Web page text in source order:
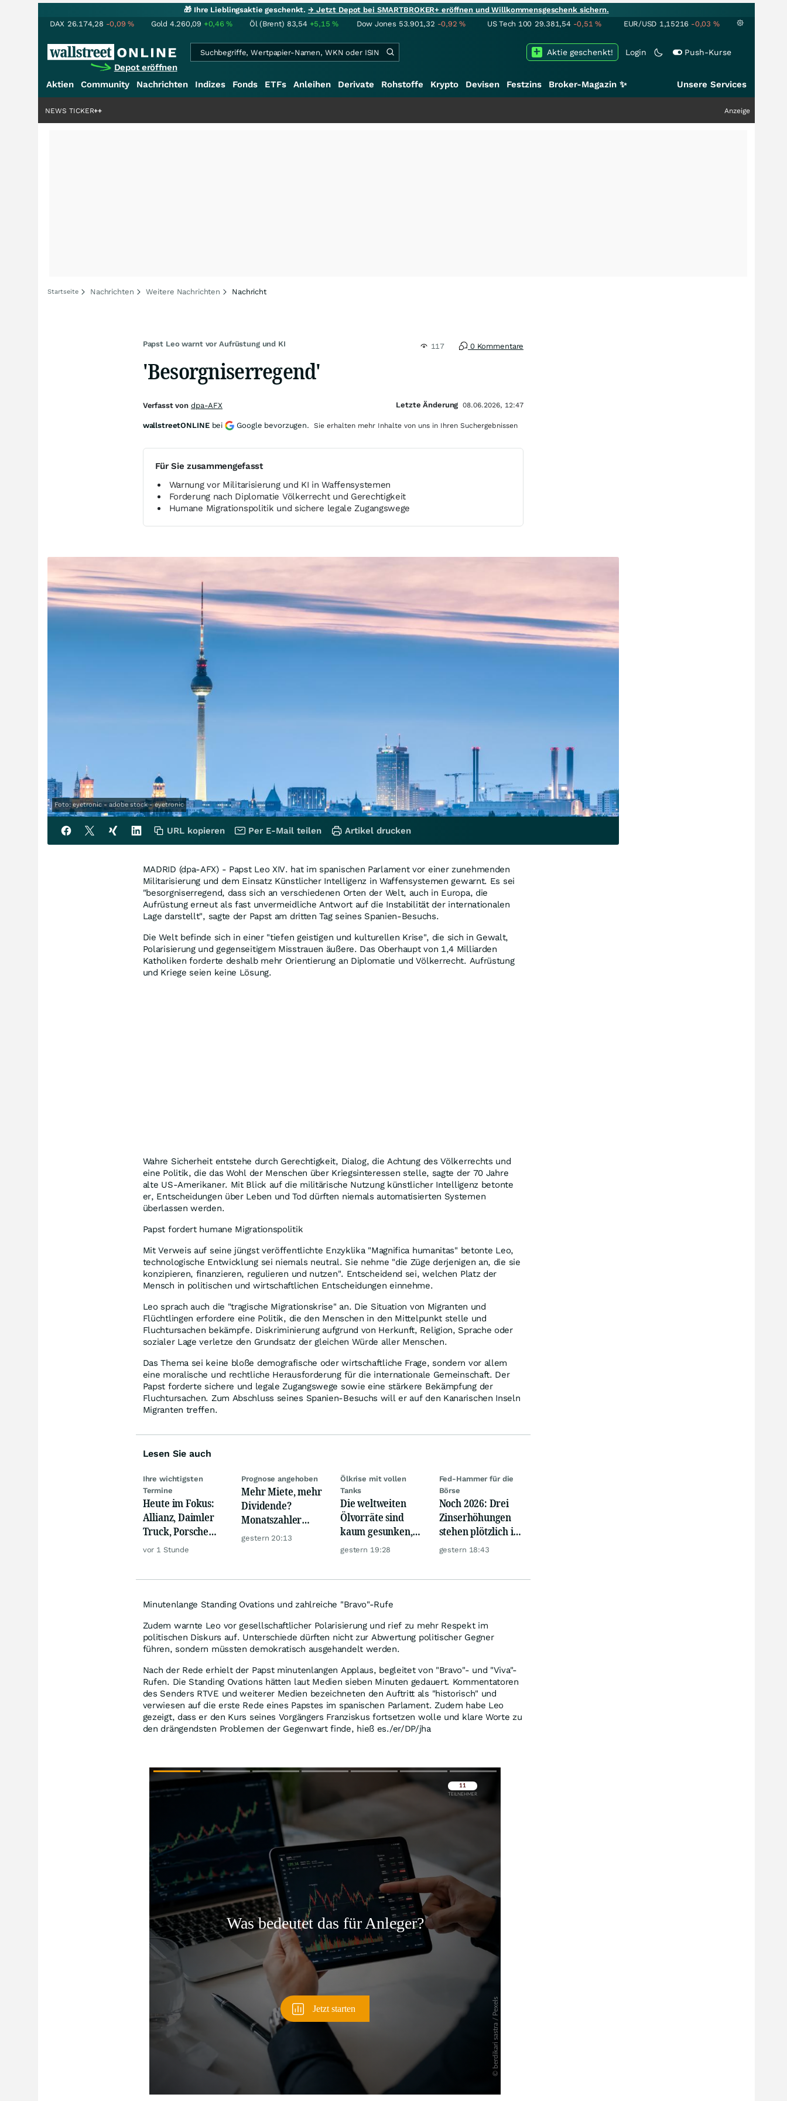
🎁 Ihre Lieblingsaktie geschenkt.→ Jetzt Depot bei SMARTBROKER+ eröffnen und Willkommensgeschenk sichern.
DAX 26.174,28 -0,09% Gold 4.260,09 +0,46% Öl (Brent) 83,54 +5,15% Dow Jones 53.901,32 -0,92% US Tech 100 29.381,54 -0,51% EUR/USD 1,15216 -0,03 %
Depot eröffnen
Login Push-Kurse
Aktie geschenkt!
Aktien Community Nachrichten Indizes Fonds ETFs Anleihen Derivate Rohstoffe Krypto Devisen Festzins Broker-Magazin ✨ Unsere Services
Anzeige
NEWS TICKER
Startseite Nachrichten Weitere Nachrichten Nachricht
Papst Leo warnt vor Aufrüstung und KI 117 0 Kommentare
'Besorgniserregend'
Für Sie zusammengefasst
Warnung vor Militarisierung und KI in Waffensystemen
Forderung nach Diplomatie Völkerrecht und Gerechtigkeit
Humane Migrationspolitik und sichere legale Zugangswege
Foto: eyetronic - adobe stock - eyetronic
MADRID (dpa-AFX) - Papst Leo XIV. hat im spanischen Parlament vor einer zunehmenden
Militarisierung und dem Einsatz Künstlicher Intelligenz in Waffensystemen gewarnt. Es sei
"besorgniserregend, dass sich an verschiedenen Orten der Welt, auch in Europa, die
Aufrüstung erneut als fast unvermeidliche Antwort auf die Instabilität der internationalen
Lage darstellt", sagte der Papst am dritten Tag seines Spanien-Besuchs.
Die Welt befinde sich in einer "tiefen geistigen und kulturellen Krise", die sich in Gewalt,
Polarisierung und gegenseitigem Misstrauen äußere. Das Oberhaupt von 1,4 Milliarden
Katholiken forderte deshalb mehr Orientierung an Diplomatie und Völkerrecht. Aufrüstung
und Kriege seien keine Lösung.
Wahre Sicherheit entstehe durch Gerechtigkeit, Dialog, die Achtung des Völkerrechts und
eine Politik, die das Wohl der Menschen über Kriegsinteressen stelle, sagte der 70 Jahre
alte US-Amerikaner. Mit Blick auf die militärische Nutzung künstlicher Intelligenz betonte
er, Entscheidungen über Leben und Tod dürften niemals automatisierten Systemen
überlassen werden.
Papst fordert humane Migrationspolitik
Mit Verweis auf seine jüngst veröffentlichte Enzyklika "Magnifica humanitas" betonte Leo,
technologische Entwicklung sei niemals neutral. Sie nehme "die Züge derjenigen an, die sie
konzipieren, finanzieren, regulieren und nutzen". Entscheidend sei, welchen Platz der
Mensch in politischen und wirtschaftlichen Entscheidungen einnehme.
Leo sprach auch die "tragische Migrationskrise" an. Die Situation von Migranten und
Flüchtlingen erfordere eine Politik, die den Menschen in den Mittelpunkt stelle und
Fluchtursachen bekämpfe. Diskriminierung aufgrund von Herkunft, Religion, Sprache oder
sozialer Lage verletze den Grundsatz der gleichen Würde aller Menschen.
Das Thema sei keine bloße demografische oder wirtschaftliche Frage, sondern vor allem
eine moralische und rechtliche Herausforderung für die internationale Gemeinschaft. Der
Papst forderte sichere und legale Zugangswege sowie eine stärkere Bekämpfung der
Fluchtursachen. Zum Abschluss seines Spanien-Besuchs will er auf den Kanarischen Inseln
Migranten treffen.
Lesen Sie auch
Ihre wichtigsten
Termine
Heute im Fokus:
Allianz, Daimler
Truck, Porsche
Automobil Holding
vor 1 Stunde
Prognose angehoben
Mehr Miete, mehr
Dividende?
Monatszahler
Realty Income
gestern 20:13
Ölkrise mit vollen
Tanks
Die weltweiten
Ölvorräte sind
kaum gesunken,
trotz Krise
gestern 19:28
Fed-Hammer für die
Börse
Noch 2026: Drei
Zinserhöhungen
stehen plötzlich im
Raum
gestern 18:43
Minutenlange Standing Ovations und zahlreiche "Bravo"-Rufe
Zudem warnte Leo vor gesellschaftlicher Polarisierung und rief zu mehr Respekt im
politischen Diskurs auf. Unterschiede dürften nicht zur Abwertung politischer Gegner
führen, sondern müssten demokratisch ausgehandelt werden.
Nach der Rede erhielt der Papst minutenlangen Applaus, begleitet von "Bravo"- und "Viva"-
Rufen. Die Standing Ovations hätten laut Medien sieben Minuten gedauert. Kommentatoren
des Senders RTVE und weiterer Medien bezeichneten den Auftritt als "historisch" und
verwiesen auf die erste Rede eines Papstes im spanischen Parlament. Zudem habe Leo
gezeigt, dass er den Kurs seines Vorgängers Franziskus fortsetzen wolle und klare Worte zu
den drängendsten Problemen der Gegenwart finde, hieß es./er/DP/jha
Überspringen
Verfasst von dpa-AFX Letzte Änderung 08.06.2026, 12:47
wallstreetONLINE bei Google bevorzugen. Sie erhalten mehr Inhalte von uns in Ihren Suchergebnissen
URL kopieren Per E-Mail teilen Artikel drucken